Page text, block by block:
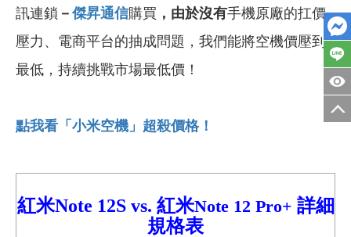
訊連鎖 － 傑昇通信購買 ，由於沒有手機原廠的扛價
壓力、電商平台的抽成問題，我們能將空機價壓到
最低，持續挑戰市場最低價！
點我看「小米空機」超殺價格！
紅米Note 12S vs. 紅米Note 12 Pro+ 詳細
規格表